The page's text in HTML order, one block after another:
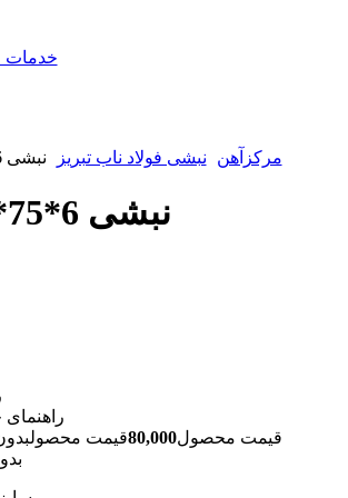
خدمات
مرکزآهن
نبشی فولاد ناب تبریز نبشی 6*75*75 ناب
نبشی 6*75*75 ناب
قیمت محصول80,000قیمت محصول